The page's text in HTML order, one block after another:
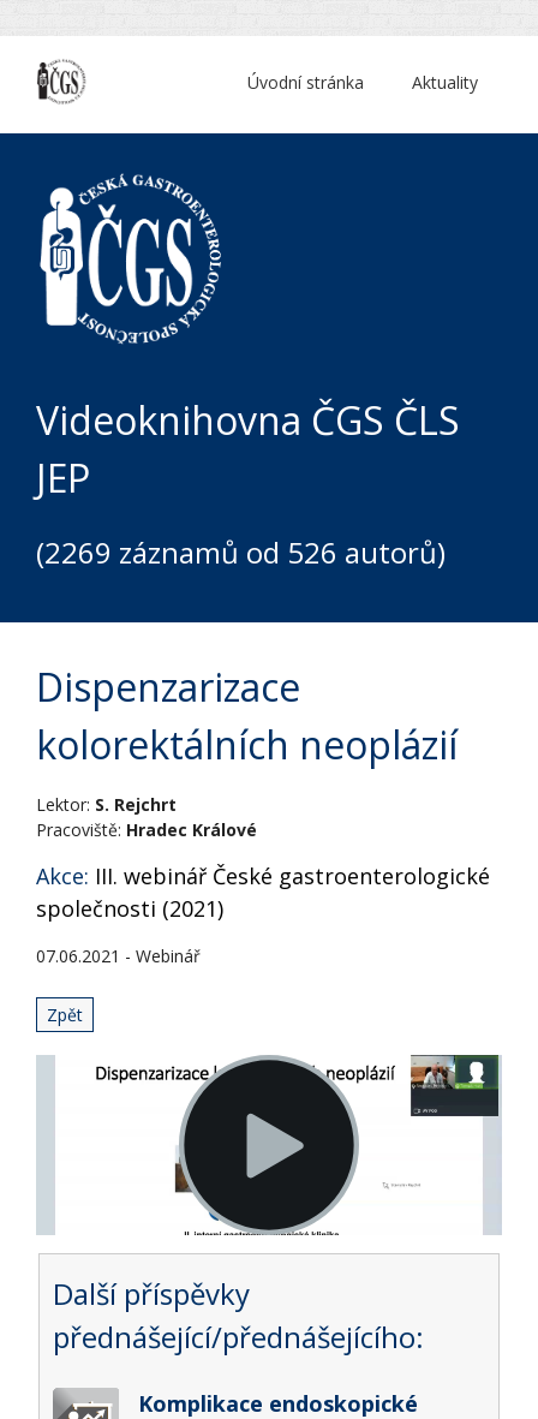
Aktuality
Úvodní stránka
Videoknihovna ČGS ČLS
JEP
(2269 záznamů od 526 autorů)
Dispenzarizace
kolorektálních neoplázií
Lektor: S. Rejchrt
Pracoviště: Hradec Králové
Akce: III. webinář České gastroenterologické
společnosti (2021)
07.06.2021 - Webinář
Zpět
Další příspěvky
přednášející/přednášejícího:
Komplikace endoskopické